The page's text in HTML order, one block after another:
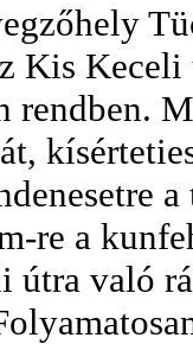
Kis
rendben.
a
re a
útra való